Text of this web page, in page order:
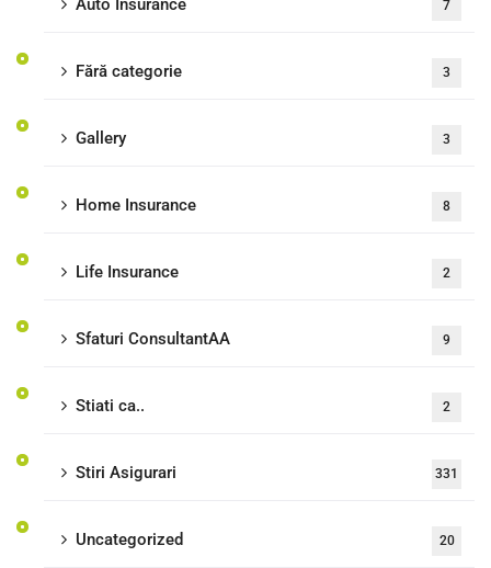
Auto Insurance 7
Fără categorie 3
Gallery 3
Home Insurance 8
Life Insurance 2
Sfaturi ConsultantAA 9
Stiati ca.. 2
Stiri Asigurari 331
Uncategorized 20